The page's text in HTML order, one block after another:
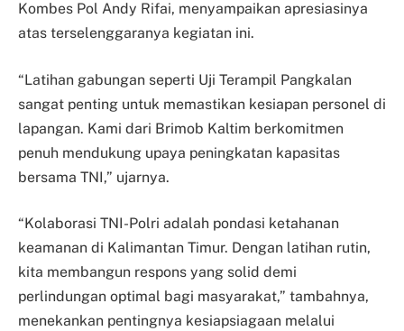
Kombes Pol Andy Rifai, menyampaikan apresiasinya
atas terselenggaranya kegiatan ini.
“Latihan gabungan seperti Uji Terampil Pangkalan
sangat penting untuk memastikan kesiapan personel di
lapangan. Kami dari Brimob Kaltim berkomitmen
penuh mendukung upaya peningkatan kapasitas
bersama TNI,” ujarnya.
“Kolaborasi TNI-Polri adalah pondasi ketahanan
keamanan di Kalimantan Timur. Dengan latihan rutin,
kita membangun respons yang solid demi
perlindungan optimal bagi masyarakat,” tambahnya,
menekankan pentingnya kesiapsiagaan melalui